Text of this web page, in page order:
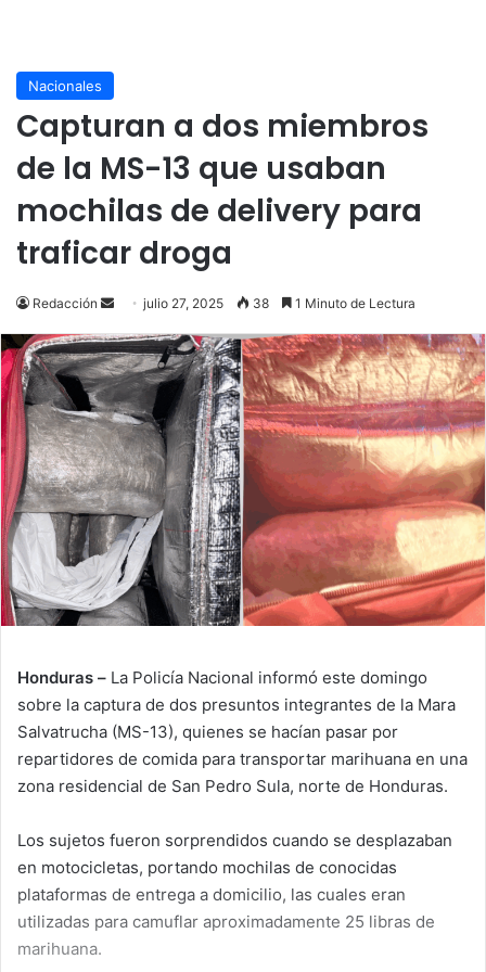
Nacionales
Capturan a dos miembros
de la MS-13 que usaban
mochilas de delivery para
traficar droga
Redacción
Send
email
julio 27, 2025 38 1 Minuto de Lectura
Honduras – La Policía Nacional informó este domingo
sobre la captura de dos presuntos integrantes de la Mara
Salvatrucha (MS-13), quienes se hacían pasar por
repartidores de comida para transportar marihuana en una
zona residencial de San Pedro Sula, norte de Honduras.
Los sujetos fueron sorprendidos cuando se desplazaban
en motocicletas, portando mochilas de conocidas
plataformas de entrega a domicilio, las cuales eran
utilizadas para camuflar aproximadamente 25 libras de
marihuana.